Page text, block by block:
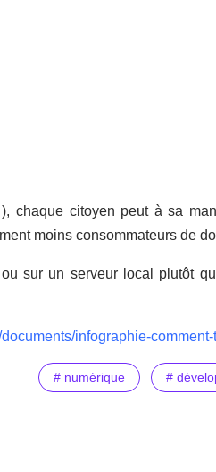
chaque citoyen peut à sa
moins consommateurs de
sur un serveur local plutôt
infographie-
# numérique #
grâce aux univers virtuels et